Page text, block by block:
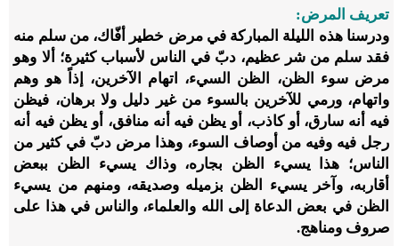
تعريف المرض:
ودرسنا هذه الليلة المباركة في مرض خطير أفّاك، من سلم منه
فقد سلم من شر عظيم، دبّ في الناس لأسباب كثيرة؛ ألا وهو
مرض سوء الظن، الظن السيء، اتهام الآخرين، إذاً هو وهم
واتهام، ورمي للآخرين بالسوء من غير دليل ولا برهان، فيظن
فيه أنه سارق، أو كاذب، أو يظن فيه أنه منافق، أو يظن فيه أنه
رجل فيه وفيه من أوصاف السوء، وهذا مرض دبّ في كثير من
الناس؛ هذا يسيء الظن بجاره، وذاك يسيء الظن ببعض
أقاربه، وآخر يسيء الظن بزميله وصديقه، ومنهم من يسيء
الظن في بعض الدعاة إلى الله والعلماء، والناس في هذا على
صروف ومناهج.